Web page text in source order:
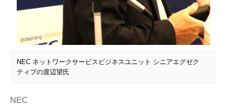
NEC ネットワークサービスビジネスユニット シニアエグゼク
ティブの渡辺望氏
NEC